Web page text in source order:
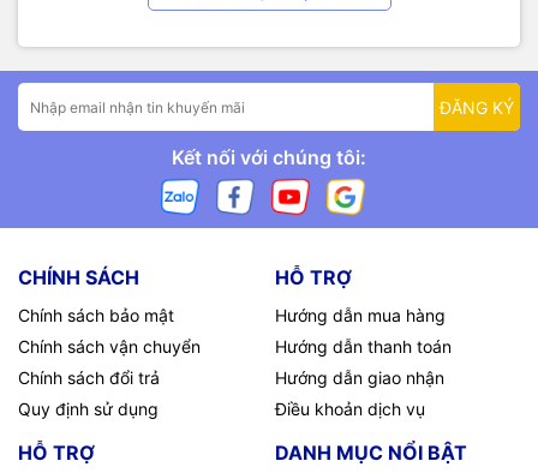
ĐĂNG KÝ
Kết nối với chúng tôi:
CHÍNH SÁCH
Chính sách bảo mật
Chính sách vận chuyển
Chính sách đổi trả
Quy định sử dụng
HỖ TRỢ
Hướng dẫn mua hàng
Hướng dẫn thanh toán
Hướng dẫn giao nhận
Điều khoản dịch vụ
HỖ TRỢ DANH MỤC NỔI BẬT